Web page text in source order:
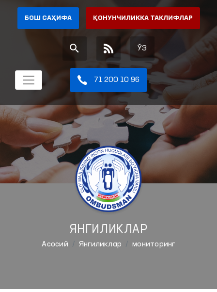
БОШ САҲИФА ҚОНУНЧИЛИККА ТАКЛИФЛАР
ЎЗ
71 200 10 96
ЯНГИЛИКЛАР
Aсосий Янгиликлар мониторинг